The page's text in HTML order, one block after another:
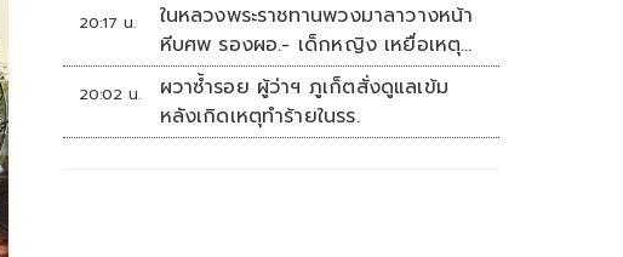
20:17 น.
ในหลวงพระราชทานพวงมาลาวางหน้า
หีบศพ รองผอ.- เด็กหญิง เหยื่อเหตุก
ราดยิง
20:02 น.
ผวาซ้ำรอย ผู้ว่าฯ ภูเก็ตสั่งดูแลเข้ม
หลังเกิดเหตุทำร้ายในรร.